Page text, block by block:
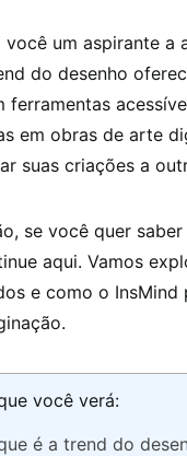
você um aspirante a
do desenho
ferramentas
em obras de arte
suas criações a
se você quer
aqui. Vamos
e como o
você verá:
é a trend do